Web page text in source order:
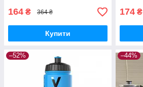
164 ₴ 364 ₴
Купити
174 ₴
–52% –44%